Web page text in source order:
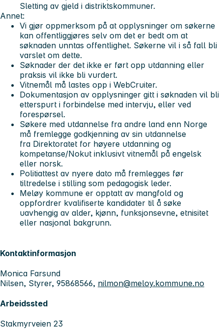
Sletting av gjeld i distriktskommuner.
Annet:
Vi gjør oppmerksom på at opplysninger om søkerne
kan offentliggjøres selv om det er bedt om at
søknaden unntas offentlighet. Søkerne vil i så fall bli
varslet om dette.
Søknader der det ikke er ført opp utdanning eller
praksis vil ikke bli vurdert.
Vitnemål må lastes opp i WebCruiter.
Dokumentasjon av opplysninger gitt i søknaden vil bli
etterspurt i forbindelse med intervju, eller ved
forespørsel.
Søkere med utdannelse fra andre land enn Norge
må fremlegge godkjenning av sin utdannelse
fra Direktoratet for høyere utdanning og
kompetanse/Nokut inklusivt vitnemål på engelsk
eller norsk.
Politiattest av nyere dato må fremlegges før
tiltredelse i stilling som pedagogisk leder.
Meløy kommune er opptatt av mangfold og
oppfordrer kvalifiserte kandidater til å søke
uavhengig av alder, kjønn, funksjonsevne, etnisitet
eller nasjonal bakgrunn.
Kontaktinformasjon
Monica Farsund
Nilsen, Styrer, 95868566, nilmon@meloy.kommune.no
Arbeidssted
Stakmyrveien 23